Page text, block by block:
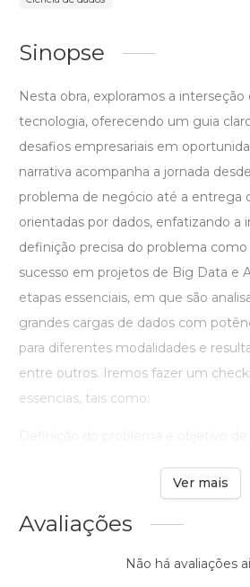
Sinopse
Nesta obra, exploramos a
tecnologia, oferecendo um guia
desafios empresariais em
narrativa acompanha a jornada
problema de negócio até a entrega
orientadas por dados, enfatizando a
definição precisa do problema
sucesso em projetos de Big Data e
etapas essenciais, em que são
grandes cargas de dados com
para diferentes modalidades e
entre outros. Iremos fazer um
essencias, tais como:
Ver mais
Avaliações
Não há avaliações